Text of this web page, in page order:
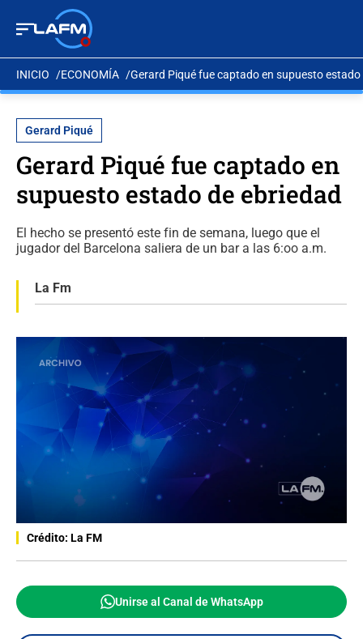
INICIO ECONOMÍA Gerard Piqué fue captado en supuesto estado
Gerard Piqué
Gerard Piqué fue captado en
supuesto estado de ebriedad
El hecho se presentó este fin de semana, luego que el
jugador del Barcelona saliera de un bar a las 6:oo a.m.
La Fm
Crédito: La FM
Unirse al Canal de WhatsApp